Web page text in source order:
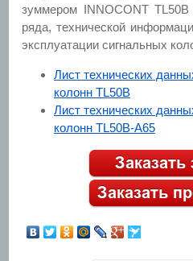
зуммером INNOCONT
ряда, технической
эксплуатации сигнальных
Лист технических
колонн TL50B
Лист технических
колонн TL50B-A65